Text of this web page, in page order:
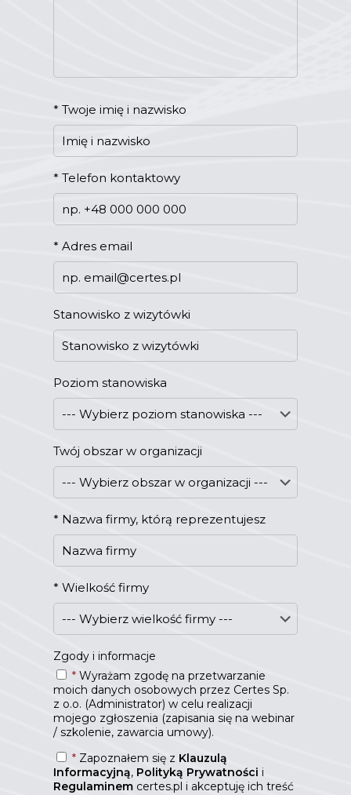
* Twoje imię i nazwisko
* Telefon kontaktowy
* Adres email
Stanowisko z wizytówki
Poziom stanowiska
Twój obszar w organizacji
* Nazwa firmy, którą reprezentujesz
* Wielkość firmy
Zgody i informacje
* Wyrażam zgodę na przetwarzanie
moich danych osobowych przez Certes Sp.
z o.o. (Administrator) w celu realizacji
mojego zgłoszenia (zapisania się na webinar
/ szkolenie, zawarcia umowy).
* Zapoznałem się z Klauzulą
Informacyjną, Polityką Prywatności i
Regulaminem certes.pl i akceptuję ich treść